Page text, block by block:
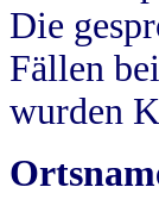
Die
Fällen
wurden